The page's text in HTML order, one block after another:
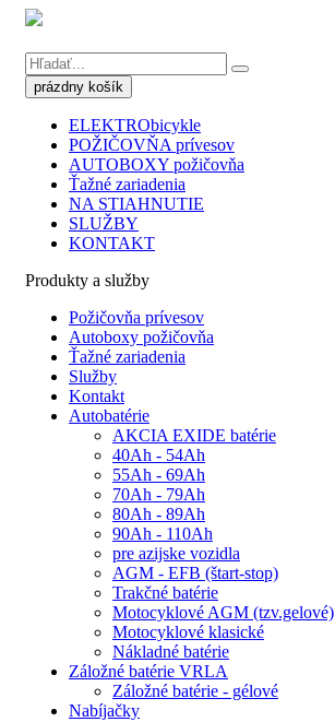
ELEKTRObicykle
POŽIČOVŇA prívesov
AUTOBOXY požičovňa
Ťažné zariadenia
NA STIAHNUTIE
SLUŽBY
KONTAKT
Produkty a služby
Požičovňa prívesov
Autoboxy požičovňa
Ťažné zariadenia
Služby
Kontakt
Autobatérie
AKCIA EXIDE batérie
40Ah - 54Ah
55Ah - 69Ah
70Ah - 79Ah
80Ah - 89Ah
90Ah - 110Ah
pre azijske vozidla
AGM - EFB (štart-stop)
Trakčné batérie
Motocyklové AGM (tzv.gelové)
Motocyklové klasické
Nákladné batérie
Záložné batérie VRLA
Záložné batérie - gélové
Nabíjačky